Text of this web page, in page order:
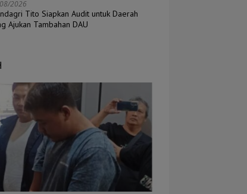
2026
Tito Siapkan Audit untuk Daerah
Ajukan Tambahan DAU